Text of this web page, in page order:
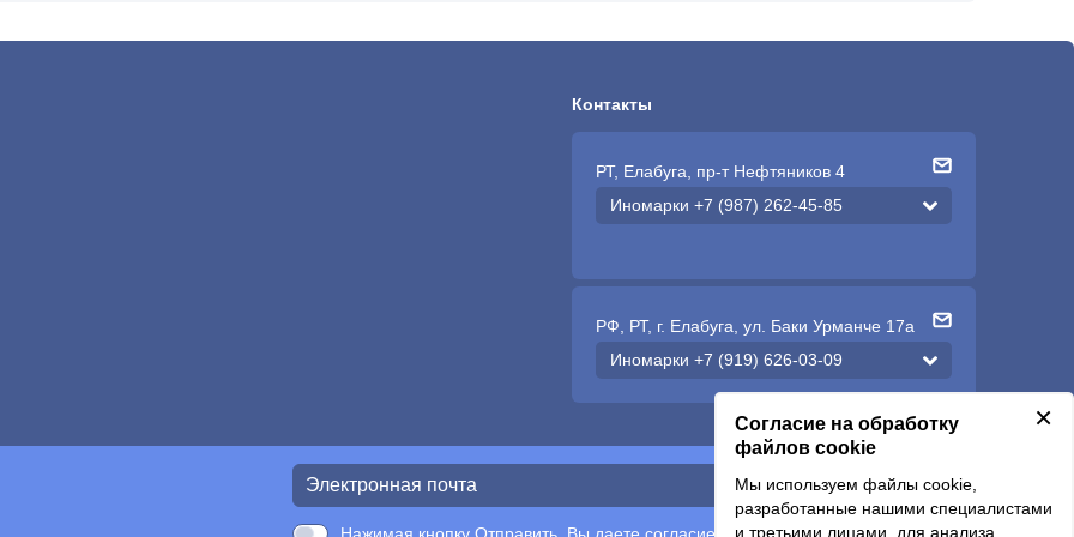
Контакты
РТ, Елабуга, пр-т Нефтяников 4
Иномарки +7 (987) 262-45-85
РФ, РТ, г. Елабуга, ул. Баки Урманче 17а
Иномарки +7 (919) 626-03-09
Подписаться
×
Согласие на обработку
файлов cookie
Мы используем файлы cookie,
разработанные нашими специалистами
и третьими лицами, для анализа